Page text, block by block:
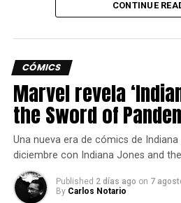
“Ver a millones de jugadores
mundo durante el Acceso
increíble para el equipo. Los
siguen ayudando a dar forma al
CONTINUE
CÓMICS
Marvel revela
the Sword of
Una nueva era de cómics de
diciembre con Indiana Jones and
Published 2 días ago on 7
By Carlos Notario